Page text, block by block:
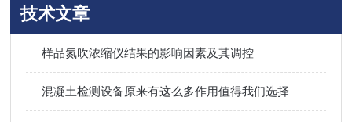
技术文章
样品氮吹浓缩仪结果的影响因素及其调控
混凝土检测设备原来有这么多作用值得我们选择